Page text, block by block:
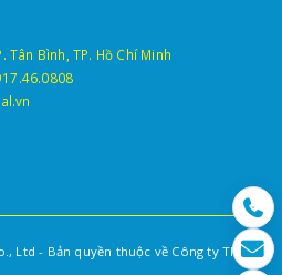
Tân Bình, TP. Hồ Chí Minh
Ltd - Bản quyền thuộc về Công ty TNHH